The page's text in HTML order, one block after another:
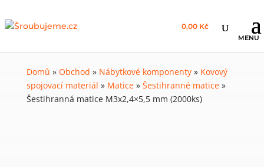
0,00 Kč
Domů » Obchod » Nábytkové komponenty» Kovový
spojovací materiál » Matice» Šestihranné matice»
Šestihranná matice M3x2,4×5,5 mm (2000ks)